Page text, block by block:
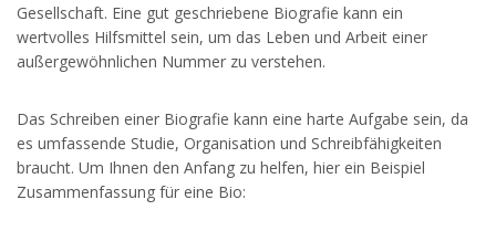
Gesellschaft. Eine gut geschriebene Biografie kann ein
wertvolles Hilfsmittel sein, um das Leben und Arbeit einer
außergewöhnlichen Nummer zu verstehen.
Das Schreiben einer Biografie kann eine harte Aufgabe sein, da
es umfassende Studie, Organisation und Schreibfähigkeiten
braucht. Um Ihnen den Anfang zu helfen, hier ein Beispiel
Zusammenfassung für eine Bio: